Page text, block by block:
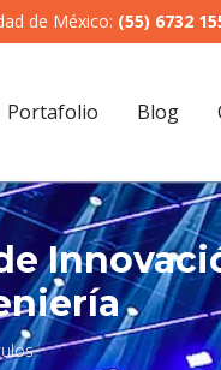
de México: (55) 6732
Portafolio Blog